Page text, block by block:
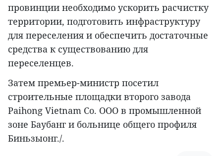
провинции необходимо ускорить расчистку
территории, подготовить инфраструктуру
для переселения и обеспечить достаточные
средства к существованию для
переселенцев.
Затем премьер-министр посетил
строительные площадки второго завода
Paihong Vietnam Co. ООО в промышленной
зоне Баубанг и больнице общего профиля
Биньзыонг./.